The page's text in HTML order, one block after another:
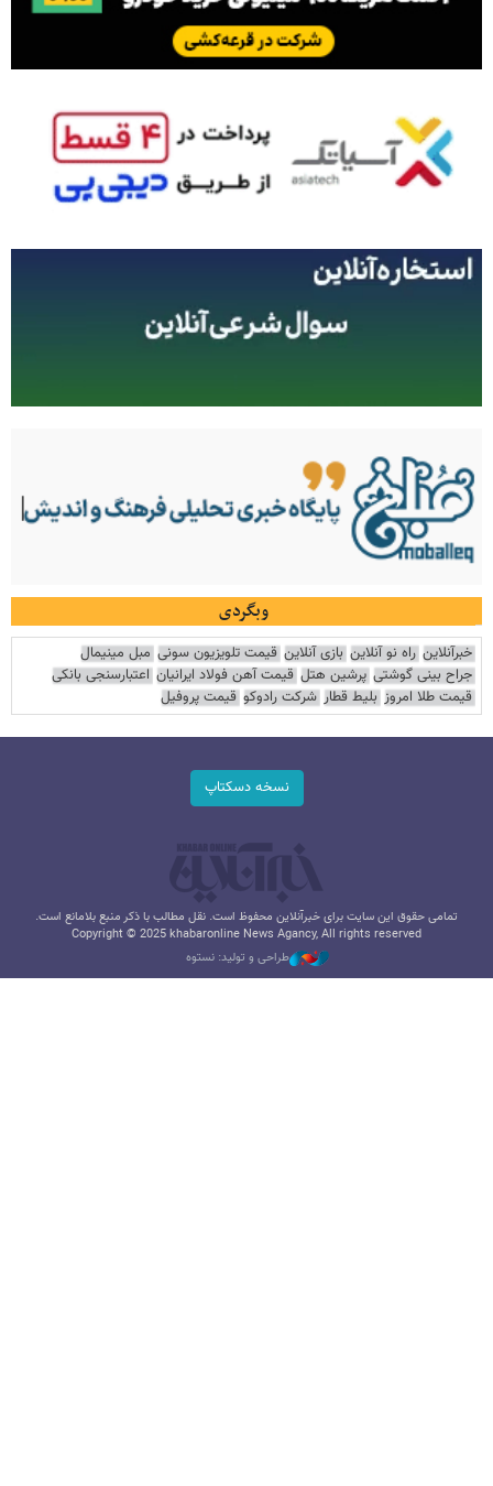
وبگردی
خبرآنلاین راه نو آنلاین بازی آنلاین قیمت تلویزیون سونی مبل مینیمال
جراح بینی گوشتی پرشین هتل قیمت آهن فولاد ایرانیان اعتبارسنجی بانکی
قیمت طلا امروز بلیط قطار شرکت رادوکو قیمت پروفیل
نسخه دسکتاپ
تمامی حقوق این سایت برای خبرآنلاین محفوظ است. نقل مطالب با ذکر منبع بلامانع است.
Copyright © 2025 khabaronline News Agancy, All rights reserved
طراحی و تولید: نستوه